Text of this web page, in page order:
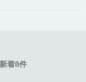
新着8件